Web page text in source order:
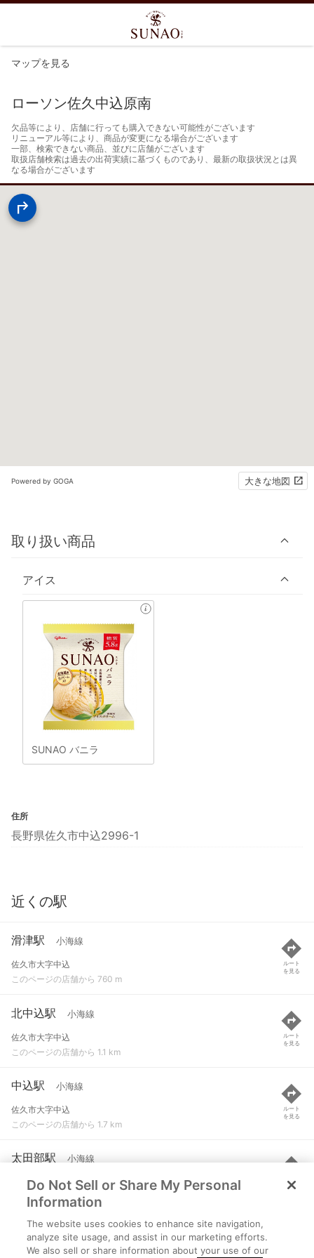
マップを見る
ローソン佐久中込原南
欠品等により、店舗に行っても購入できない可能性がございます
リニューアル等により、商品が変更になる場合がございます
一部、検索できない商品、並びに店舗がございます
取扱店舗検索は過去の出荷実績に基づくものであり、最新の取扱状況とは異
なる場合がございます
Powered by GOGA 大きな地図
取り扱い商品
アイス
SUNAO バニラ
住所
長野県佐久市中込2996-1
近くの駅
滑津駅 小海線
佐久市大字中込
このページの店舗から 760 m
ルート
を見る
北中込駅 小海線
佐久市大字中込
このページの店舗から 1.1 km
ルート
を見る
中込駅 小海線
佐久市大字中込
このページの店舗から 1.7 km
ルート
を見る
太田部駅 小海線
佐久市大字太田部
このページの店舗から 3 km
ルート
を見る
岩村田駅 小海線
佐久市岩村田
Do Not Sell or Share My Personal
Information
The website uses cookies to enhance site navigation,
analyze site usage, and assist in our marketing efforts.
We also sell or share information about your use of our